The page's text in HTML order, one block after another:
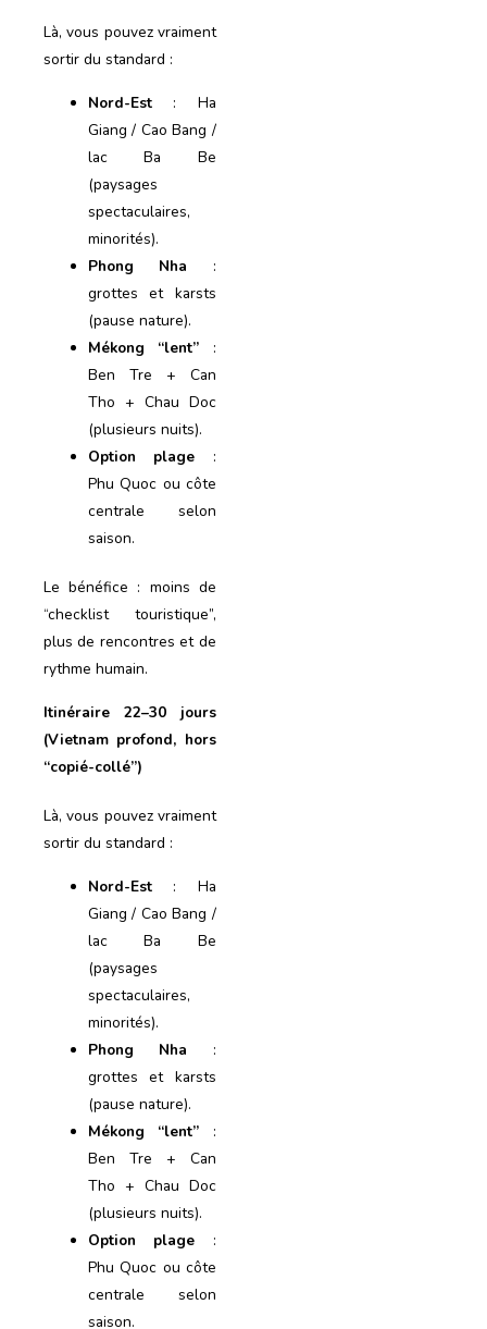
Là, vous pouvez vraiment
sortir du standard :
Nord-Est : Ha
Giang / Cao Bang /
lac Ba Be
(paysages
spectaculaires,
minorités).
Phong Nha :
grottes et karsts
(pause nature).
Mékong “lent” :
Ben Tre + Can
Tho + Chau Doc
(plusieurs nuits).
Option plage :
Phu Quoc ou côte
centrale selon
saison.
Le bénéfice : moins de
“checklist touristique”,
plus de rencontres et de
rythme humain.
Itinéraire 22–30 jours
(Vietnam profond, hors
“copié-collé”)
Là, vous pouvez vraiment
sortir du standard :
Nord-Est : Ha
Giang / Cao Bang /
lac Ba Be
(paysages
spectaculaires,
minorités).
Phong Nha :
grottes et karsts
(pause nature).
Mékong “lent” :
Ben Tre + Can
Tho + Chau Doc
(plusieurs nuits).
Option plage :
Phu Quoc ou côte
centrale selon
saison.